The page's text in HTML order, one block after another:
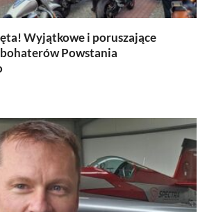
Wyjątkowe i poruszające
Powstania